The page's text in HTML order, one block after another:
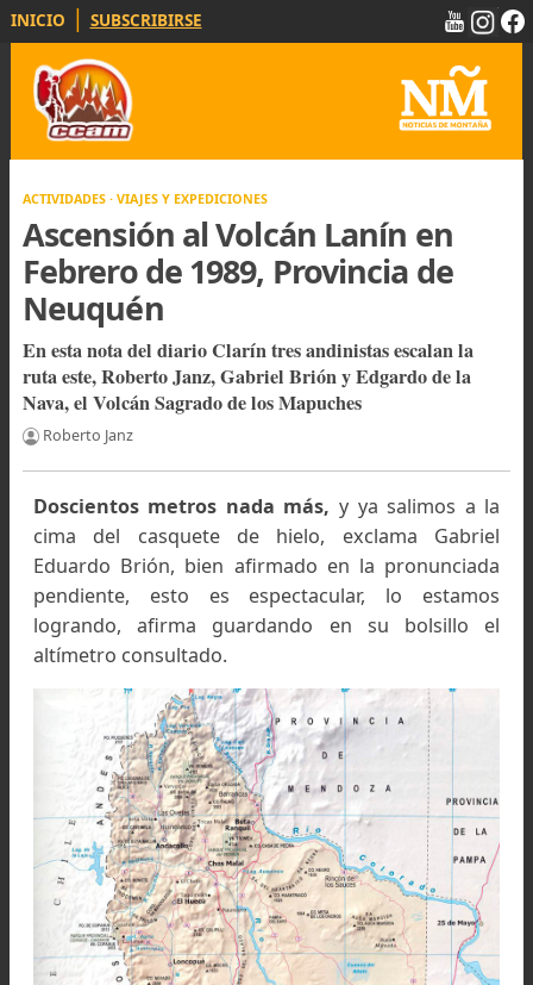
INICIO | SUBSCRIBIRSE
ACTIVIDADES · VIAJES Y EXPEDICIONES
Ascensión al Volcán Lanín en
Febrero de 1989, Provincia de
Neuquén
En esta nota del diario Clarín tres andinistas escalan la
ruta este, Roberto Janz, Gabriel Brión y Edgardo de la
Nava, el Volcán Sagrado de los Mapuches
Doscientos metros nada más,y ya salimos
cima del casquete de hielo, exclama
Eduardo Brión, bien afirmado en la
pendiente, esto es espectacular, lo
logrando, afirma guardando en su bolsillo
altímetro consultado.